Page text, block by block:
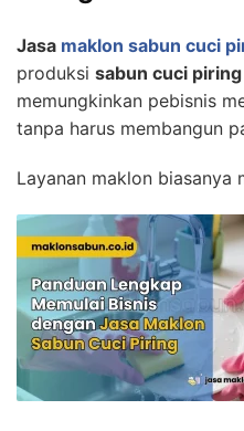
Jasa maklon sabun cuci
produksi sabun cuci
memungkinkan pebisnis
tanpa harus membangun
Layanan maklon biasanya